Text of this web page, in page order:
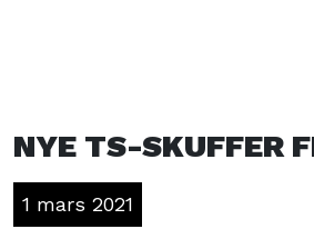
NYE TS-SKUFFER
1 mars 2021